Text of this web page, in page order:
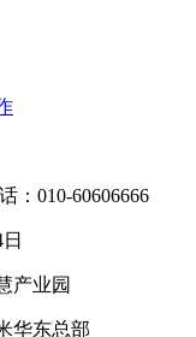
：010-60606666
产业园
华东总部